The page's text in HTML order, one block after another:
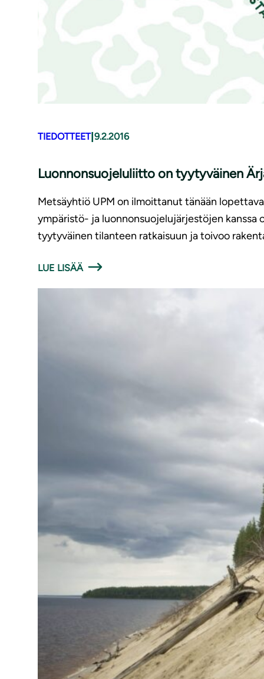
TIEDOTTEET| 9.2.2016
Luon­non­suo­je­lu­liit­to on tyytyväinen
Metsäyhtiö UPM on ilmoittanut tänään
ympäristö- ja luonnonsuojelujärjestöjen
tyytyväinen tilanteen ratkaisuun ja toivoo
LUE LISÄÄ